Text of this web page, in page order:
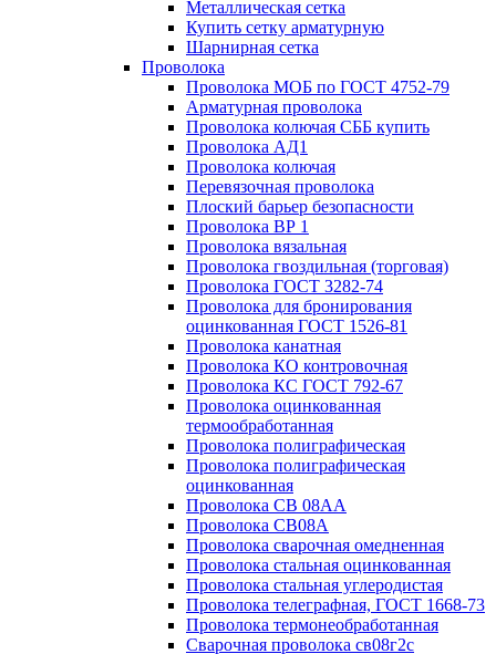
Металлическая сетка
Купить сетку арматурную
Шарнирная сетка
Проволока
Проволока МОБ по ГОСТ 4752-79
Арматурная проволока
Проволока колючая СББ купить
Проволока АД1
Проволока колючая
Перевязочная проволока
Плоский барьер безопасности
Проволока ВР 1
Проволока вязальная
Проволока гвоздильная (торговая)
Проволока ГОСТ 3282-74
Проволока для бронирования
оцинкованная ГОСТ 1526-81
Проволока канатная
Проволока КО контровочная
Проволока КС ГОСТ 792-67
Проволока оцинкованная
термообработанная
Проволока полиграфическая
Проволока полиграфическая
оцинкованная
Проволока СВ 08АА
Проволока СВ08А
Проволока сварочная омедненная
Проволока стальная оцинкованная
Проволока стальная углеродистая
Проволока телеграфная, ГОСТ 1668-73
Проволока термонеобработанная
Сварочная проволока св08г2с